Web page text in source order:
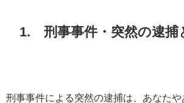
1. 刑事事件・突然の逮捕
刑事事件による突然の逮捕は、あなたや